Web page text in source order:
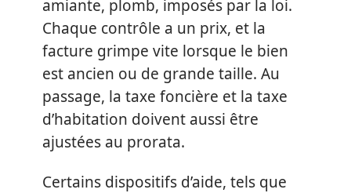
amiante, plomb, imposés par la loi.
Chaque contrôle a un prix, et la
facture grimpe vite lorsque le bien
est ancien ou de grande taille. Au
passage, la taxe foncière et la taxe
d’habitation doivent aussi être
ajustées au prorata.
Certains dispositifs d’aide, tels que